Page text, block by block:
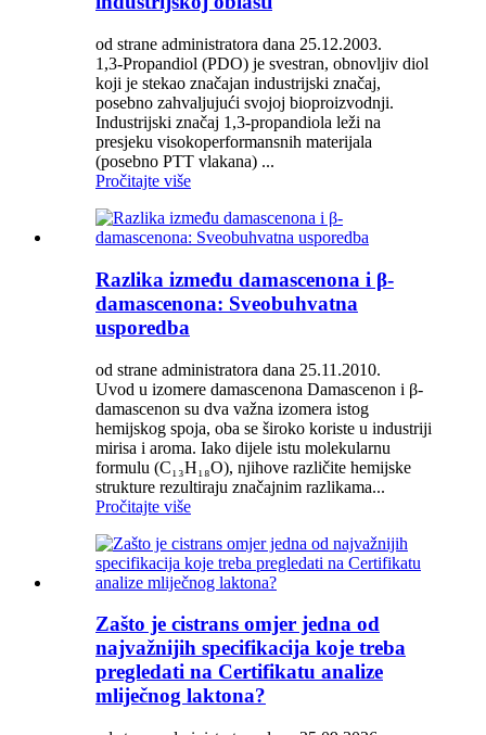
od strane administratora dana 25.12.2003.
1,3-Propandiol (PDO) je svestran, obnovljiv diol
koji je stekao značajan industrijski značaj,
posebno zahvaljujući svojoj bioproizvodnji.
Industrijski značaj 1,3-propandiola leži na
presjeku visokoperformansnih materijala
(posebno PTT vlakana) ...
Pročitajte više
Razlika između damascenona i β-
damascenona: Sveobuhvatna
usporedba
od strane administratora dana 25.11.2010.
Uvod u izomere damascenona Damascenon i β-
damascenon su dva važna izomera istog
hemijskog spoja, oba se široko koriste u industriji
mirisa i aroma. Iako dijele istu molekularnu
formulu (C₁₃H₁₈O), njihove različite hemijske
strukture rezultiraju značajnim razlikama...
Pročitajte više
Zašto je cistrans omjer jedna od
najvažnijih specifikacija koje treba
pregledati na Certifikatu analize
mliječnog laktona?